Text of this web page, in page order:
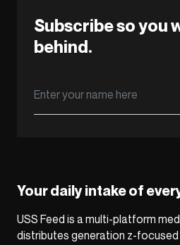
Subscribe so you
behind.
Your daily intake of
USS Feed is a multi-platform
distributes generation z-